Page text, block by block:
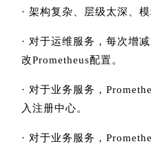
· 架构复杂、层级太深、
· 对于运维服务，每次增
改Prometheus配置。
· 对于业务服务，
入注册中心。
· 对于业务服务，